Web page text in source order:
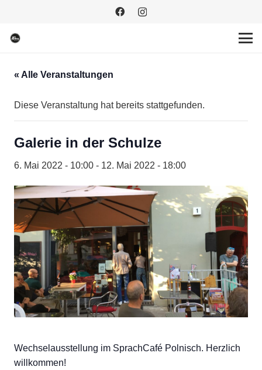
« Alle Veranstaltungen
Diese Veranstaltung hat bereits stattgefunden.
Galerie in der Schulze
6. Mai 2022 - 10:00 - 12. Mai 2022 - 18:00
Wechselausstellung im SprachCafé Polnisch. Herzlich
willkommen!